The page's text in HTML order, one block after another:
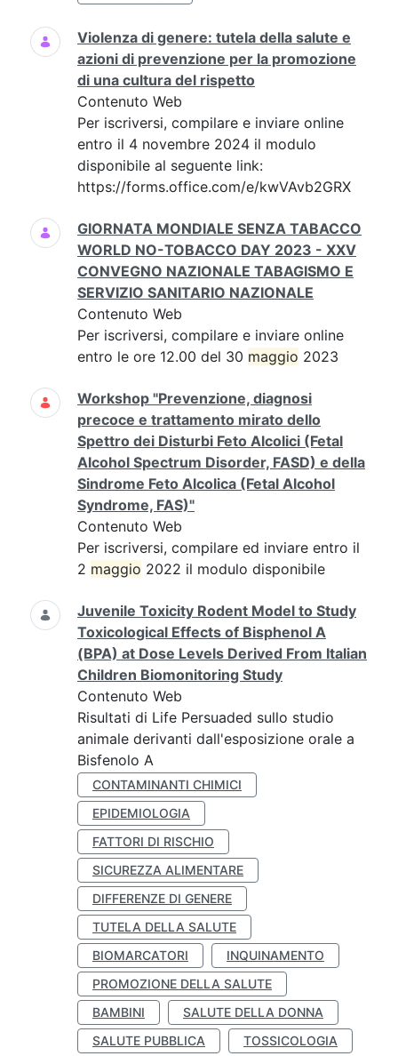
Violenza di genere: tutela della salute e
azioni di prevenzione per la promozione
di una cultura del rispetto
Contenuto Web
Per iscriversi, compilare e inviare online
entro il 4 novembre 2024 il modulo
disponibile al seguente link:
https://forms.office.com/e/kwVAvb2GRX
GIORNATA MONDIALE SENZA TABACCO
WORLD NO-TOBACCO DAY 2023 - XXV
CONVEGNO NAZIONALE TABAGISMO E
SERVIZIO SANITARIO NAZIONALE
Contenuto Web
Per iscriversi, compilare e inviare online
entro le ore 12.00 del 30 maggio 2023
Workshop "Prevenzione, diagnosi
precoce e trattamento mirato dello
Spettro dei Disturbi Feto Alcolici (Fetal
Alcohol Spectrum Disorder, FASD) e della
Sindrome Feto Alcolica (Fetal Alcohol
Syndrome, FAS)"
Contenuto Web
Per iscriversi, compilare ed inviare entro il
2 maggio 2022 il modulo disponibile
Juvenile Toxicity Rodent Model to Study
Toxicological Effects of Bisphenol A
(BPA) at Dose Levels Derived From Italian
Children Biomonitoring Study
Contenuto Web
Risultati di Life Persuaded sullo studio
animale derivanti dall'esposizione orale a
Bisfenolo A
CONTAMINANTI CHIMICI
EPIDEMIOLOGIA
FATTORI DI RISCHIO
SICUREZZA ALIMENTARE
DIFFERENZE DI GENERE
TUTELA DELLA SALUTE
BIOMARCATORI
INQUINAMENTO
PROMOZIONE DELLA SALUTE
BAMBINI
SALUTE DELLA DONNA
SALUTE PUBBLICA
TOSSICOLOGIA